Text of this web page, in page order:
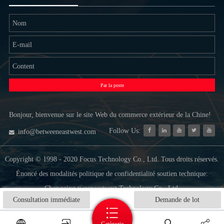
Consultation immédiate Demande de lot
NOUS
Par la poste
Bonjour, bienvenue sur le site Web du commerce extérieur de la Chine!
info@betweeneastwest.com Follow Us:
Copyright © 1998 - 2020 Focus Technology Co., Ltd. Tous droits réservés.
Énoncé des modalités politique de confidentialité soutien technique:
Chongqing tweeneastwest Technology Co., Ltd.